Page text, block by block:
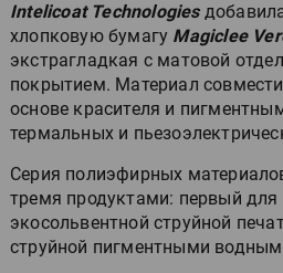
Intelicoat Technologies
хлопковую бумагу Magiclee
экстрагладкая с матовой
покрытием. Материал
основе красителя и
термальных и
Серия полиэфирных
тремя продуктами: первый для
экосольвентной струйной
струйной пигментными